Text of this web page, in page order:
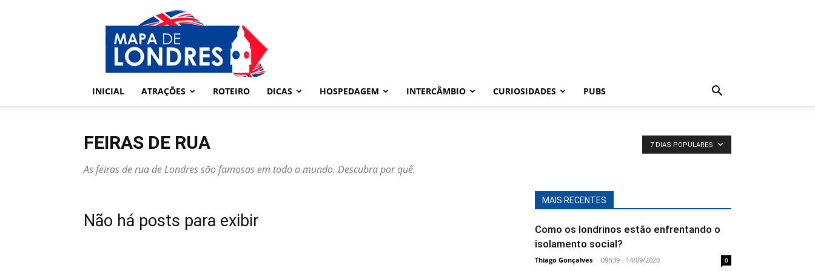
Londres
Mapa
de
Londres
INICIAL
ATRAÇÕES ROTEIRO DICAS HOSPEDAGEM INTERCÂMBIO CURIOSIDADES PUBS
FEIRAS DE RUA
As feiras de rua de Londres são famosas em todo o mundo. Descubra por quê.
7 DIAS POPULARES
Não há posts para exibir
MAIS RECENTES
Como os londrinos estão enfrentando o
isolamento social?
Thiago Gonçalves - 09h39 - 14/09/2020 0